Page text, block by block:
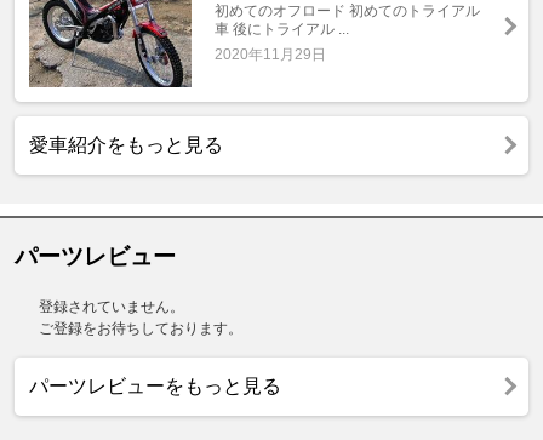
初めてのオフロード 初めてのトライアル
車 後にトライアル ...
2020年11月29日
愛車紹介をもっと見る
パーツレビュー
登録されていません。
ご登録をお待ちしております。
パーツレビューをもっと見る